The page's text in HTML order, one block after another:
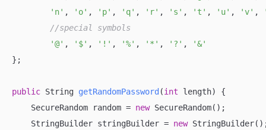
'n' , 'o' , 'p' , 'q' , 'r' , 's' , 't' , 'u' , 'v' ,
//special symbols
'@' , '$' , '!' , '%' , '*' , '?' ,
'&'
};
public String getRandomPassword (int length)
{
    SecureRandom random =
new SecureRandom();
    StringBuilder stringBuilder =
new